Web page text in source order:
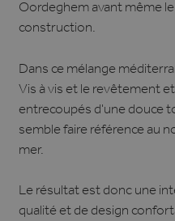
Oordeghem avant même
construction.
Dans ce mélange
Vis à vis et le revêtement
entrecoupés d'une douce
semble faire référence au
mer.
Le résultat est donc une
qualité et de design